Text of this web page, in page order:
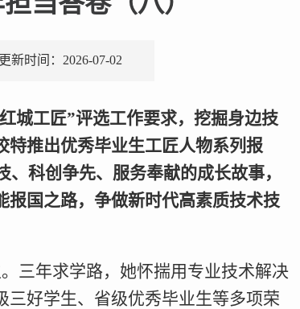
更新时间：2026-07-02
城工匠”评选工作要求，挖掘身边技
特推出优秀毕业生工匠人物系列报
科创争先、服务奉献的成长故事，
报国之路，争做新时代高素质技术技
三年求学路，她怀揣用专业技术解决
好学生、省级优秀毕业生等多项荣